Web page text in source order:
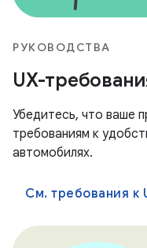
РУКОВОДСТВА
UX-
Убедитесь, что ваше
требованиям к
автомобилях.
См. требования к